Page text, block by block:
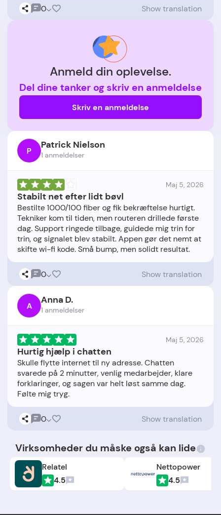
0 Show translation
Anmeld din oplevelse.
Del dine tanker og skriv en anmeldelse
Skriv en anmeldelse
P Patrick Nielson
1 anmeldelser
Maj 5, 2026
Stabilt net efter lidt bøvl
Bestilte 1000/100 fiber og fik bekræftelse hurtigt.
Tekniker kom til tiden, men routeren drillede første
dag. Support ringede tilbage, guidede mig trin for
trin, og signalet blev stabilt. Appen gør det nemt at
0 Show translation
A Anna D.
1 anmeldelser
Maj 5, 2026
Hurtig hjælp i chatten
Skulle flytte internet til ny adresse. Chatten
svarede på 2 minutter, venlig medarbejder, klare
forklaringer, og sagen var helt løst samme dag.
0 Show translation
Virksomheder du måske også kan lide
Relatel
4.5
Nettopower
4.5